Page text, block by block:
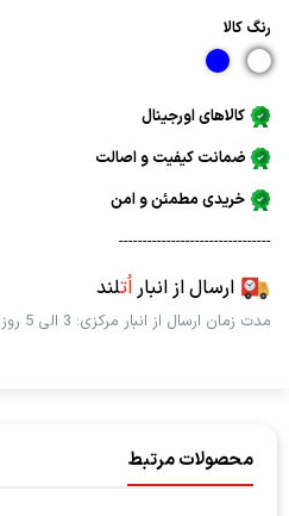
رنگ كالا
کالاهای اورجینال
ضمانت کیفیت و اصالت
خریدی مطمئن و امن
--------------------------------
ارسال از انباراُتلند
مدت زمان ارسال از انبار مرکزی: 3 الی 5 روز کاری
محصولات مرتبط